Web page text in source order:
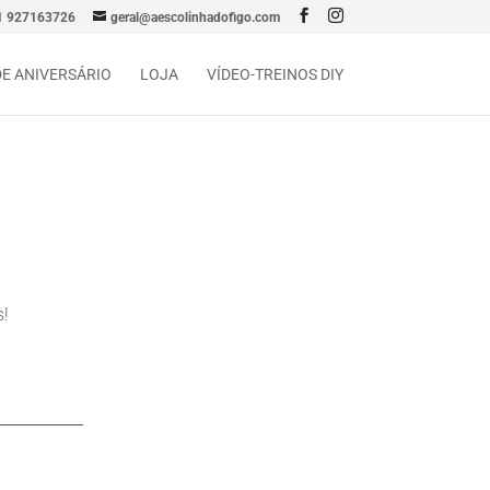
927163726 geral@aescolinhadofigo.com
ANIVERSÁRIO LOJA VÍDEO-TREINOS DIY